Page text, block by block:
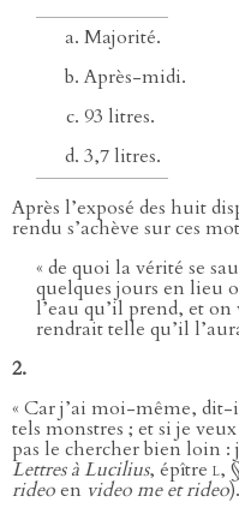
Majorité.
Après-midi.
93 litres.
3,7 litres.
Après l’exposé des huit
rendu s’achève sur ces
« de quoi la vérité se
quelques jours en lieu
l’eau qu’il prend, et
rendrait telle qu’il
2.
« Car j’ai moi-même,
tels monstres ; et si je
pas le chercher bien loin :
Lettres à Lucilius, épître l,
rideoen video me et rideo).